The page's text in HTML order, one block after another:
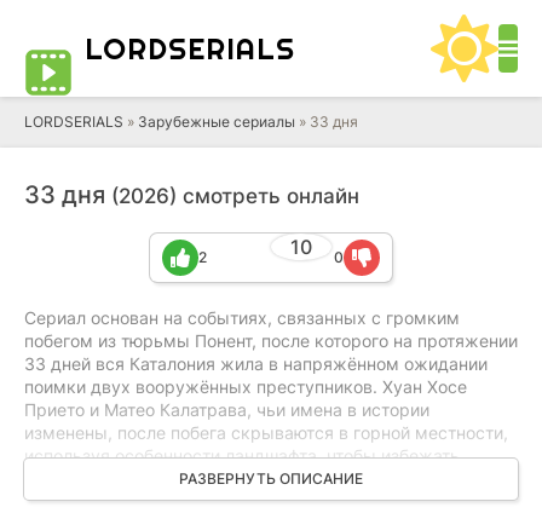
LORDSERIALS
LORDSERIALS » Зарубежные сериалы » 33 дня
33 дня (2026) смотреть онлайн
10
2 0
Сериал основан на событиях, связанных с громким
побегом из тюрьмы Понент, после которого на протяжении
33 дней вся Каталония жила в напряжённом ожидании
поимки двух вооружённых преступников. Хуан Хосе
Прието и Матео Калатрава, чьи имена в истории
изменены, после побега скрываются в горной местности,
используя особенности ландшафта, чтобы избежать
задержания. В это время полиция и другие силовые
структуры проводят масштабную операцию с
РАЗВЕРНУТЬ ОПИСАНИЕ